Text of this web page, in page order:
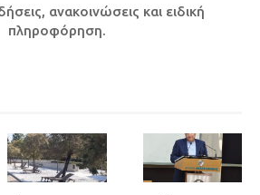
ανακοινώσεις και ειδική
πληροφόρηση.